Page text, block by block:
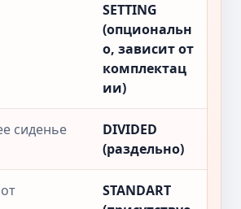
SETTING
(опциональн
о, зависит от
комплектац
ии)
сиденье
DIVIDED
(раздельно)
STANDART